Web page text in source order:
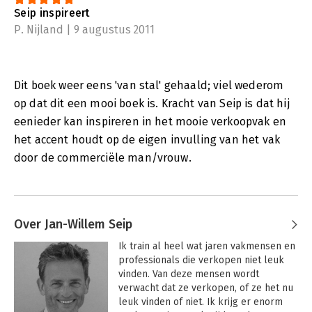
Seip inspireert
P. Nijland | 9 augustus 2011
Dit boek weer eens 'van stal' gehaald; viel wederom
op dat dit een mooi boek is. Kracht van Seip is dat hij
eenieder kan inspireren in het mooie verkoopvak en
het accent houdt op de eigen invulling van het vak
door de commerciële man/vrouw.
Over Jan-Willem Seip
Ik train al heel wat jaren vakmensen en
professionals die verkopen niet leuk
vinden. Van deze mensen wordt
verwacht dat ze verkopen, of ze het nu
leuk vinden of niet. Ik krijg er enorm